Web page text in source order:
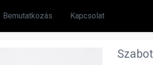
Bemutatkozás Kapcsolat